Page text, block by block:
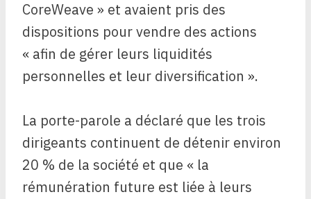
CoreWeave » et avaient pris des
dispositions pour vendre des actions
« afin de gérer leurs liquidités
personnelles et leur diversification ».
La porte-parole a déclaré que les trois
dirigeants continuent de détenir environ
20 % de la société et que « la
rémunération future est liée à leurs